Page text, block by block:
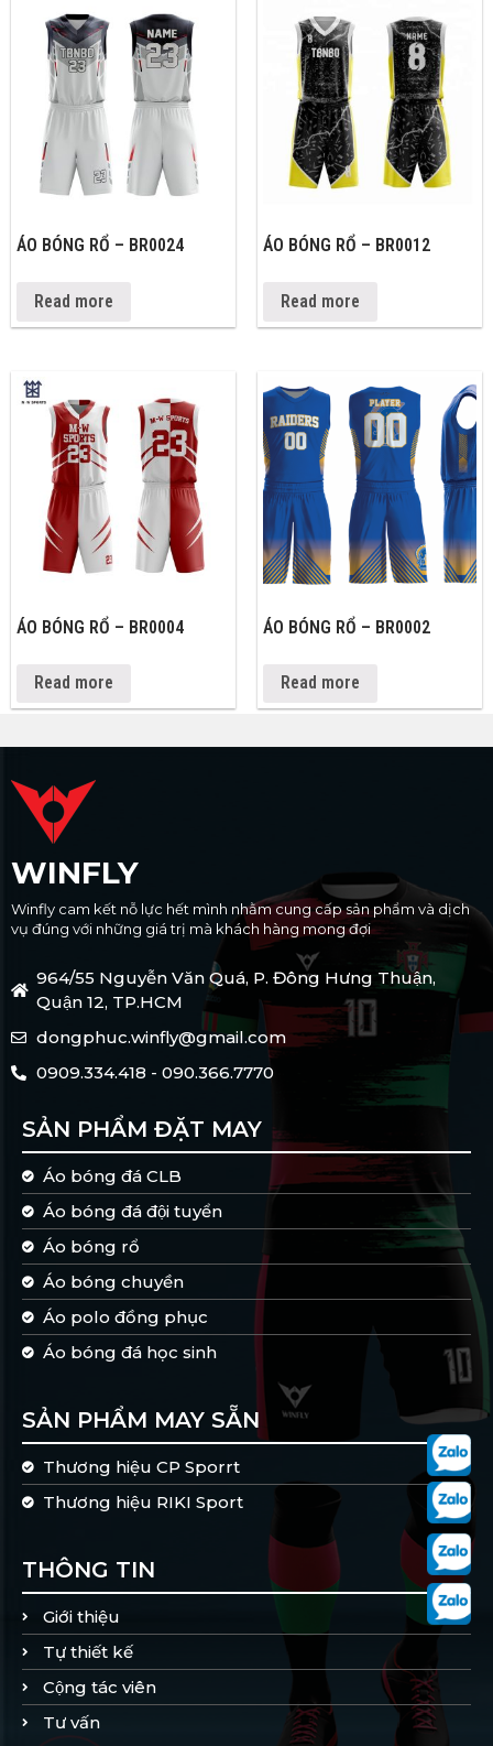
ÁO BÓNG RỔ – BR0024
Read more
ÁO BÓNG RỔ – BR0012
Read more
ÁO BÓNG RỔ – BR0004
Read more
ÁO BÓNG RỔ – BR0002
Read more
WINFLY
Winfly cam kết nỗ lực hết mình nhằm cung cấp sản phẩm và dịch
vụ đúng với những giá trị mà khách hàng mong đợi
964/55 Nguyễn Văn Quá, P. Đông Hưng Thuận,
Quận 12, TP.HCM
dongphuc.winfly@gmail.com
0909.334.418 - 090.366.7770
SẢN PHẨM ĐẶT MAY
Áo bóng đá CLB
Áo bóng đá đội tuyển
Áo bóng rổ
Áo bóng chuyền
Áo polo đồng phục
Áo bóng đá học sinh
SẢN PHẨM MAY SẴN
Thương hiệu CP Sporrt
Thương hiệu RIKI Sport
THÔNG TIN
Giới thiệu
Tự thiết kế
Cộng tác viên
Tư vấn